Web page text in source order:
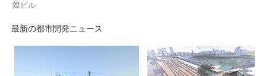
際ビル
最新の都市開発ニュース